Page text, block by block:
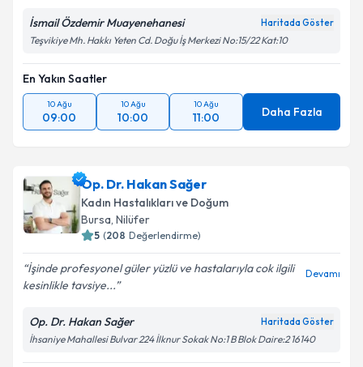
İsmail Özdemir Muayenehanesi Haritada Göster
Teşvikiye Mh. Hakkı Yeten Cd. Doğu İş Merkezi No:15/22 Kat:10
En Yakın Saatler
10 Ağu
09:00
10 Ağu
10:00
10 Ağu
11:00 Daha Fazla
Op. Dr. Hakan Sağer
Kadın Hastalıkları ve Doğum
Bursa, Nilüfer
5 (208 Değerlendirme)
İşinde profesyonel güler yüzlü ve hastalarıyla cok ilgili
kesinlikle tavsiye...
Devamı
Op. Dr. Hakan Sağer Haritada Göster
İhsaniye Mahallesi Bulvar 224 İlknur Sokak No:1 B Blok Daire:2 16140